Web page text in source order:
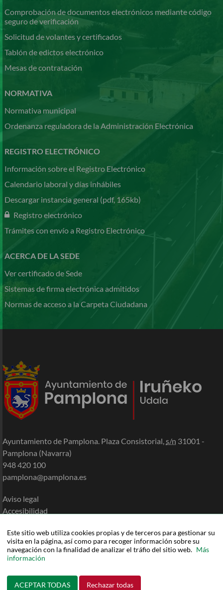
Este sitio web utiliza cookies propias y de terceros para gestionar su
visita en la página, así como para recoger información sobre su
navegación con la finalidad de analizar el tráfio del sitio web. Más
información
ACEPTAR TODAS Rechazar todas
Comprobación de documentos electrónicos mediante código
seguro de verificación
Solicitud de volantes y certificados
Tablón de edictos electrónico
Mesas de contratación
NORMATIVA
Normativa municipal
Ordenanza reguladora de la Administración Electrónica
REGISTRO ELECTRÓNICO
Información sobre el Registro Electrónico
Calendario laboral y días inhábiles
Descargar instancia general (pdf, 165kb)
Registro electrónico
Trámites con envío a Registro Electrónico
ACERCA DE LA SEDE
Ver certificado de Sede
Sistemas de firma electrónica admitidos
Normas de acceso a la Carpeta Ciudadana
Ayuntamiento de Pamplona. Plaza Consistorial,s/n 31001 -
Pamplona (Navarra)
948 420 100
pamplona@pamplona.es
Aviso legal
Accesibilidad
Política de privacidad
Mapa de la Sede
Ayuda